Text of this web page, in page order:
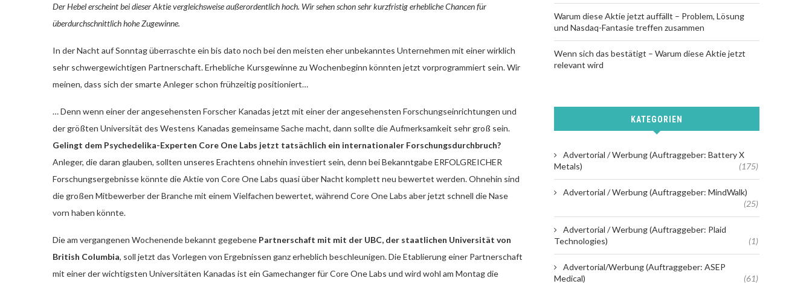
Der Hebel erscheint bei dieser Aktie vergleichsweise außerordentlich hoch. Wir sehen schon sehr kurzfristig erhebliche Chancen für
überdurchschnittlich hohe Zugewinne.
In der Nacht auf Sonntag überraschte ein bis dato noch bei den meisten eher unbekanntes Unternehmen mit einer wirklich
sehr schwergewichtigen Partnerschaft. Erhebliche Kursgewinne zu Wochenbeginn könnten jetzt vorprogrammiert sein. Wir
meinen, dass sich der smarte Anleger schon frühzeitig positioniert…
… Denn wenn einer der angesehensten Forscher Kanadas jetzt mit einer der angesehensten Forschungseinrichtungen und
der größten Universität des Westens Kanadas gemeinsame Sache macht, dann sollte die Aufmerksamkeit sehr groß sein.
Gelingt dem Psychedelika-Experten Core One Labs jetzt tatsächlich ein internationaler Forschungsdurchbruch?
Anleger, die daran glauben, sollten unseres Erachtens ohnehin investiert sein, denn bei Bekanntgabe ERFOLGREICHER
Forschungsergebnisse könnte die Aktie von Core One Labs quasi über Nacht komplett neu bewertet werden. Ohnehin sind
die großen Mitbewerber der Branche mit einem Vielfachen bewertet, während Core One Labs aber jetzt schnell die Nase
vorn haben könnte.
Die am vergangenen Wochenende bekannt gegebene Partnerschaft mit mit der UBC, der staatlichen Universität von
British Columbia, soll jetzt das Vorlegen von Ergebnissen ganz erheblich beschleunigen. Die Etablierung einer Partnerschaft
mit einer der wichtigsten Universitäten Kanadas ist ein Gamechanger für Core One Labs und wird wohl am Montag die
Warum diese Aktie jetzt auffällt – Problem, Lösung
und Nasdaq-Fantasie treffen zusammen
Wenn sich das bestätigt – Warum diese Aktie jetzt
relevant wird
KATEGORIEN
Advertorial / Werbung (Auftraggeber: Battery X
Metals)
(175)
Advertorial / Werbung (Auftraggeber: MindWalk)
(25)
Advertorial / Werbung (Auftraggeber: Plaid
Technologies)
(1)
Advertorial/Werbung (Auftraggeber: ASEP
Medical)
(61)